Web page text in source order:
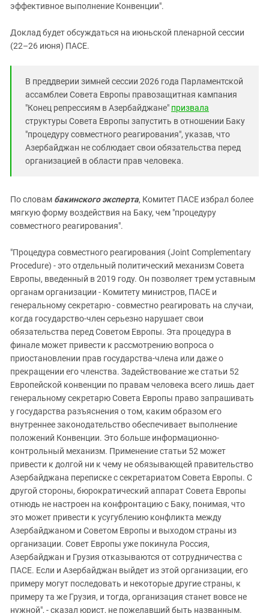
эффективное выполнение Конвенции".
Доклад будет обсуждаться на июньской пленарной сессии
(22–26 июня) ПАСЕ.
В преддверии зимней сессии 2026 года Парламентской
ассамблеи Совета Европы правозащитная кампания
"Конец репрессиям в Азербайджане" призвала
структуры Совета Европы запустить в отношении Баку
"процедуру совместного реагирования", указав, что
Азербайджан не соблюдает свои обязательства перед
организацией в области прав человека.
По словам бакинского эксперта, Комитет ПАСЕ избрал более
мягкую форму воздействия на Баку, чем "процедуру
совместного реагирования".
"Процедура совместного реагирования (Joint Complementary
Procedure) - это отдельный политический механизм Совета
Европы, введенный в 2019 году. Он позволяет трем уставным
органам организации - Комитету министров, ПАСЕ и
генеральному секретарю - совместно реагировать на случаи,
когда государство-член серьезно нарушает свои
обязательства перед Советом Европы. Эта процедура в
финале может привести к рассмотрению вопроса о
приостановлении прав государства-члена или даже о
прекращении его членства. Задействование же статьи 52
Европейской конвенции по правам человека всего лишь дает
генеральному секретарю Совета Европы право запрашивать
у государства разъяснения о том, каким образом его
внутреннее законодательство обеспечивает выполнение
положений Конвенции. Это больше информационно-
контрольный механизм. Применение статьи 52 может
привести к долгой ни к чему не обязывающей правительство
Азербайджана переписке с секретариатом Совета Европы. С
другой стороны, бюрократический аппарат Совета Европы
отнюдь не настроен на конфронтацию с Баку, понимая, что
это может привести к усугублению конфликта между
Азербайджаном и Советом Европы и выходом страны из
организации. Совет Европы уже покинула Россия,
Азербайджан и Грузия отказываются от сотрудничества с
ПАСЕ. Если и Азербайджан выйдет из этой организации, его
примеру могут последовать и некоторые другие страны, к
примеру та же Грузия, и тогда, организация станет вовсе не
нужной", - сказал юрист, не пожелавший быть названным.